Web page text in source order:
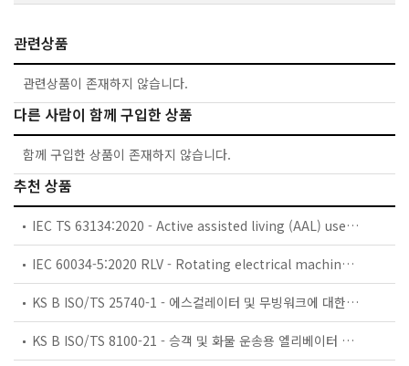
관련상품
관련상품이 존재하지 않습니다.
다른 사람이 함께 구입한 상품
함께 구입한 상품이 존재하지 않습니다.
추천 상품
IEC TS 63134:2020 - Active assisted living (AAL) use cases
IEC 60034-5:2020 RLV - Rotating electrical machines - Part 5: Degrees of protection provided by the integral design of rotating electrical machines (IP code) - Classification
KS B ISO/TS 25740-1 - 에스컬레이터 및 무빙워크에 대한 안전요건 — 제1부: 세계공통 필수 안전요건(GESRs)
KS B ISO/TS 8100-21 - 승객 및 화물 운송용 엘리베이터 —제21부: 세계공통 필수안전요건(GESRs)을 충족하는 세계공통 안전 파라미터(GSPs)